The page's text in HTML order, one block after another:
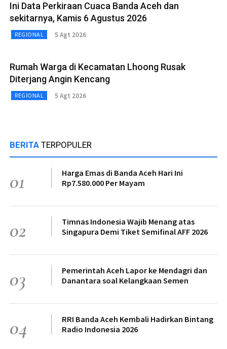
Ini Data Perkiraan Cuaca Banda Aceh dan
sekitarnya, Kamis 6 Agustus 2026
REGIONAL 5 Agt 2026
Rumah Warga di Kecamatan Lhoong Rusak
Diterjang Angin Kencang
REGIONAL 5 Agt 2026
BERITA TERPOPULER
01
Harga Emas di Banda Aceh Hari Ini
Rp7.580.000 Per Mayam
02
Timnas Indonesia Wajib Menang atas
Singapura Demi Tiket Semifinal AFF 2026
03
Pemerintah Aceh Lapor ke Mendagri dan
Danantara soal Kelangkaan Semen
04
RRI Banda Aceh Kembali Hadirkan Bintang
Radio Indonesia 2026